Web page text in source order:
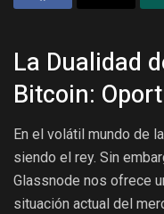
La Dualidad
Bitcoin:
En el volátil mundo de
siendo el rey. Sin
Glassnode nos ofrece
situación actual del